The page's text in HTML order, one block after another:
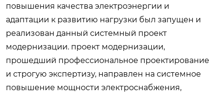
повышения качества электроэнергии и
адаптации к развитию нагрузки был запущен и
реализован данный системный проект
модернизации. проект модернизации,
прошедший профессиональное проектирование
и строгую экспертизу, направлен на системное
повышение мощности электроснабжения,